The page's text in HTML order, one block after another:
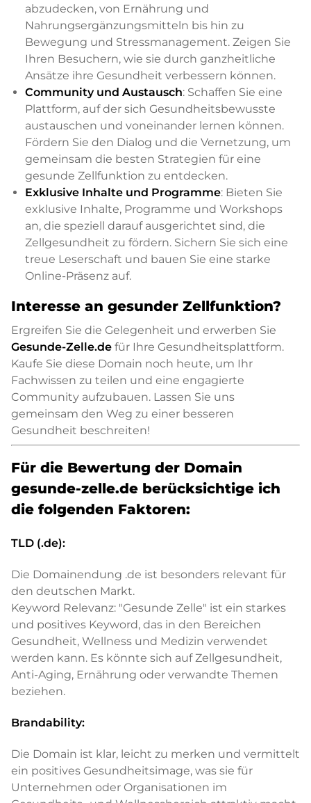
abzudecken, von Ernährung und
Nahrungsergänzungsmitteln bis hin zu
Bewegung und Stressmanagement. Zeigen Sie
Ihren Besuchern, wie sie durch ganzheitliche
Ansätze ihre Gesundheit verbessern können.
Community und Austausch: Schaffen Sie eine
Plattform, auf der sich Gesundheitsbewusste
austauschen und voneinander lernen können.
Fördern Sie den Dialog und die Vernetzung, um
gemeinsam die besten Strategien für eine
gesunde Zellfunktion zu entdecken.
Exklusive Inhalte und Programme: Bieten Sie
exklusive Inhalte, Programme und Workshops
an, die speziell darauf ausgerichtet sind, die
Zellgesundheit zu fördern. Sichern Sie sich eine
treue Leserschaft und bauen Sie eine starke
Online-Präsenz auf.
Interesse an gesunder Zellfunktion?
Ergreifen Sie die Gelegenheit und erwerben Sie
Gesunde-Zelle.de für Ihre Gesundheitsplattform.
Kaufe Sie diese Domain noch heute, um Ihr
Fachwissen zu teilen und eine engagierte
Community aufzubauen. Lassen Sie uns
gemeinsam den Weg zu einer besseren
Gesundheit beschreiten!
Für die Bewertung der Domain
gesunde-zelle.de berücksichtige ich
die folgenden Faktoren:
TLD (.de):
Die Domainendung .de ist besonders relevant für
den deutschen Markt.
Keyword Relevanz: "Gesunde Zelle" ist ein starkes
und positives Keyword, das in den Bereichen
Gesundheit, Wellness und Medizin verwendet
werden kann. Es könnte sich auf Zellgesundheit,
Anti-Aging, Ernährung oder verwandte Themen
beziehen.
Brandability:
Die Domain ist klar, leicht zu merken und vermittelt
ein positives Gesundheitsimage, was sie für
Unternehmen oder Organisationen im